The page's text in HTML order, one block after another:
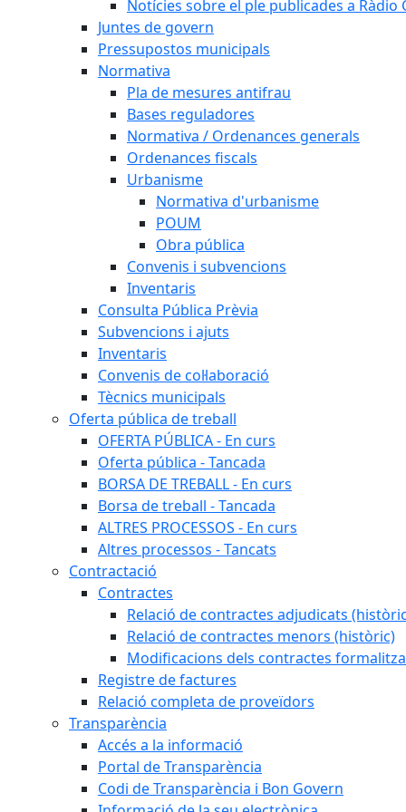
Notícies sobre el ple publicades a Ràdio
Juntes de govern
Pressupostos municipals
Normativa
Pla de mesures antifrau
Bases reguladores
Normativa / Ordenances generals
Ordenances fiscals
Urbanisme
Normativa d'urbanisme
POUM
Obra pública
Convenis i subvencions
Inventaris
Consulta Pública Prèvia
Subvencions i ajuts
Inventaris
Convenis de col·laboració
Tècnics municipals
Oferta pública de treball
OFERTA PÚBLICA - En curs
Oferta pública - Tancada
BORSA DE TREBALL - En curs
Borsa de treball - Tancada
ALTRES PROCESSOS - En curs
Altres processos - Tancats
Contractació
Contractes
Relació de contractes adjudicats
Relació de contractes menors (històric)
Modificacions dels contractes
Registre de factures
Relació completa de proveïdors
Transparència
Accés a la informació
Portal de Transparència
Codi de Transparència i Bon Govern